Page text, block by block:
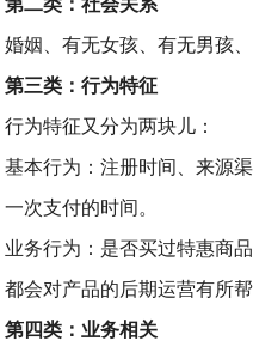
第二类：社会关系
婚姻、有无女孩、有无男孩
第三类：行为特征
行为特征又分为两块儿：
基本行为：注册时间、来源
一次支付的时间。
业务行为：是否买过特惠商
都会对产品的后期运营有所帮
第四类：业务相关